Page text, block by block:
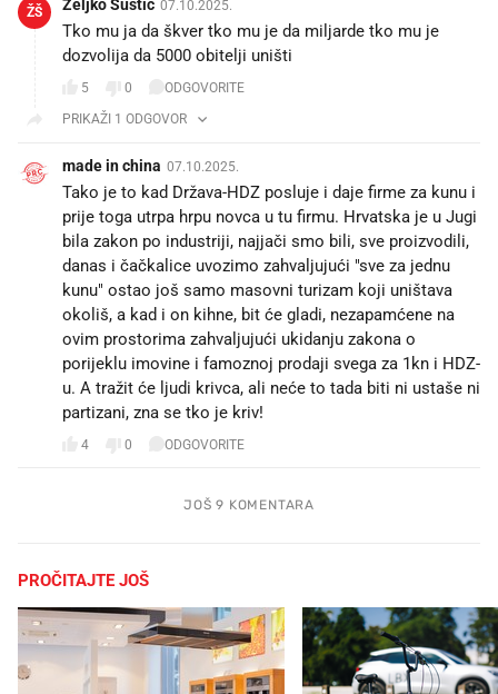
ŽŠ Željko Šustic 07.10.2025.
Tko mu ja da škver tko mu je da miljarde tko mu je
dozvolija da 5000 obitelji uništi
5 0
ODGOVORITE
PRIKAŽI 1 ODGOVOR
made in china 07.10.2025.
Tako je to kad Država-HDZ posluje i daje firme za kunu i
prije toga utrpa hrpu novca u tu firmu. Hrvatska je u Jugi
bila zakon po industriji, najjači smo bili, sve proizvodili,
danas i čačkalice uvozimo zahvaljujući "sve za jednu
kunu" ostao još samo masovni turizam koji uništava
okoliš, a kad i on kihne, bit će gladi, nezapamćene na
ovim prostorima zahvaljujući ukidanju zakona o
porijeklu imovine i famoznoj prodaji svega za 1kn i HDZ-
u. A tražit će ljudi krivca, ali neće to tada biti ni ustaše ni
partizani, zna se tko je kriv!
4 0 ODGOVORITE
JOŠ 9 KOMENTARA
PROČITAJTE JOŠ